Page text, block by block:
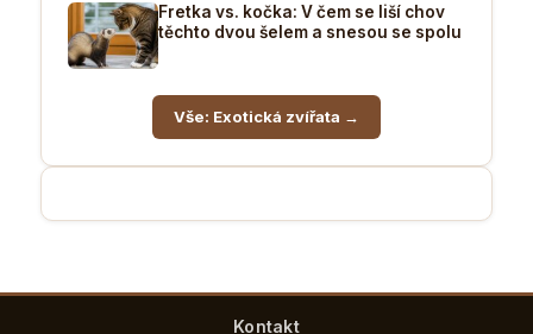
Fretka vs. kočka: V čem se liší chov
těchto dvou šelem a snesou se spolu
Vše: Exotická zvířata →
Kontakt